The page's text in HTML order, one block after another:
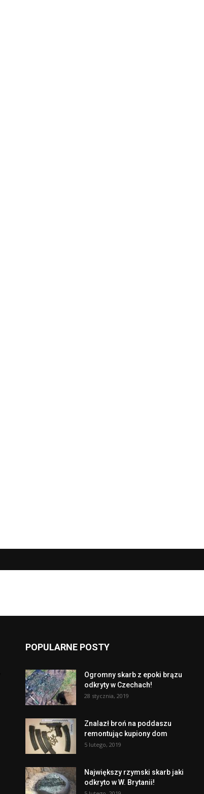
POPULARNE POSTY
Ogromny skarb z epoki brązu
odkryty w Czechach!
28 stycznia, 2019
Znalazł broń na poddaszu
remontując kupiony dom
5 lutego, 2019
Największy rzymski skarb jaki
odkryto w W. Brytanii!